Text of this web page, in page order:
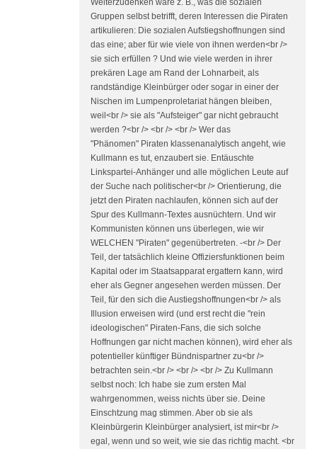
Weiterzudenken wäre z. B., was die sozialen
Gruppen selbst betrifft, deren Interessen die Piraten
artikulieren: Die sozialen Aufstiegshoffnungen sind
das eine; aber für wie viele von ihnen werden<br />
sie sich erfüllen ? Und wie viele werden in ihrer
prekären Lage am Rand der Lohnarbeit, als
randständige Kleinbürger oder sogar in einer der
Nischen im Lumpenproletariat hängen bleiben,
weil<br /> sie als "Aufsteiger" gar nicht gebraucht
werden ?<br /> <br /> <br /> Wer das
"Phänomen" Piraten klassenanalytisch angeht, wie
Kullmann es tut, enzaubert sie. Entäuschte
Linkspartei-Anhänger und alle möglichen Leute auf
der Suche nach politischer<br /> Orientierung, die
jetzt den Piraten nachlaufen, können sich auf der
Spur des Kullmann-Textes ausnüchtern. Und wir
Kommunisten können uns überlegen, wie wir
WELCHEN "Piraten" gegenübertreten. -<br /> Der
Teil, der tatsächlich kleine Offiziersfunktionen beim
Kapital oder im Staatsapparat ergattern kann, wird
eher als Gegner angesehen werden müssen. Der
Teil, für den sich die Austiegshoffnungen<br /> als
Illusion erweisen wird (und erst recht die "rein
ideologischen" Piraten-Fans, die sich solche
Hoffnungen gar nicht machen können), wird eher als
potentieller künftiger Bündnispartner zu<br />
betrachten sein.<br /> <br /> <br /> Zu Kullmann
selbst noch: Ich habe sie zum ersten Mal
wahrgenommen, weiss nichts über sie. Deine
Einschtzung mag stimmen. Aber ob sie als
Kleinbürgerin Kleinbürger analysiert, ist mir<br />
egal, wenn und so weit, wie sie das richtig macht. <br